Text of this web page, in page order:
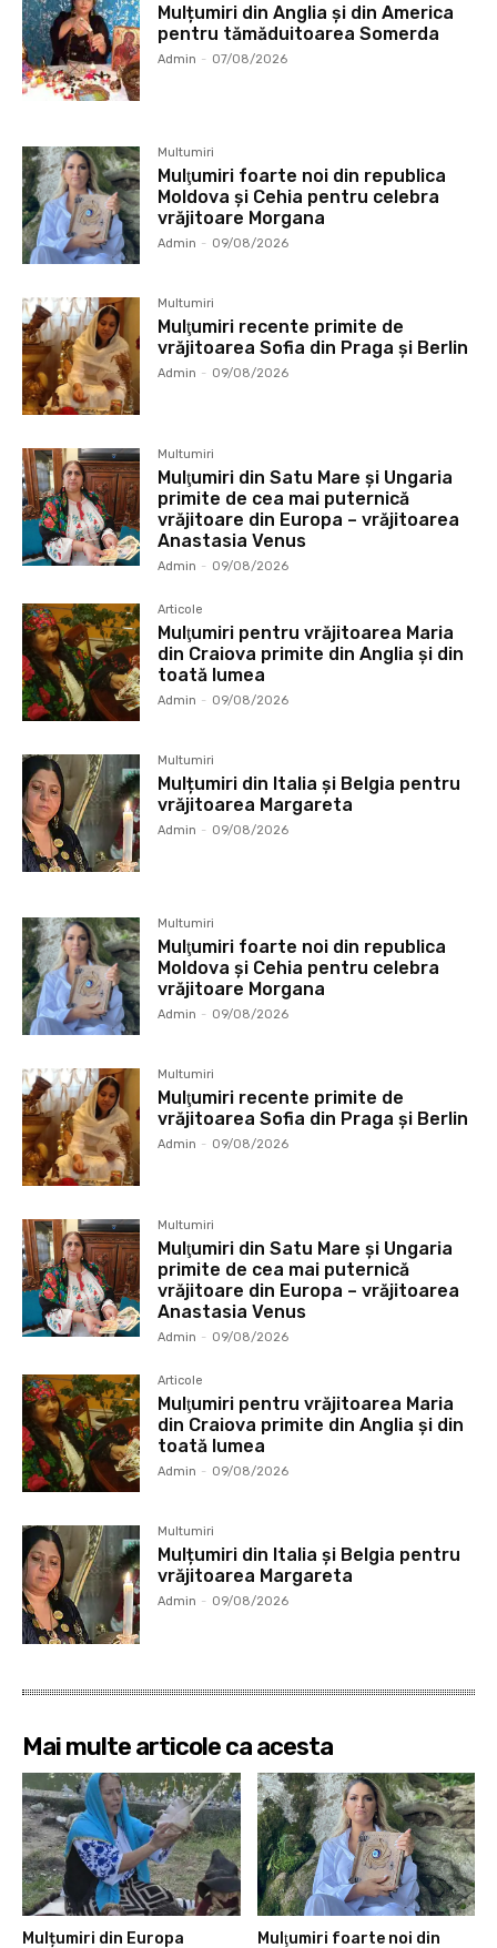
Mulțumiri din Anglia și din America
pentru tămăduitoarea Somerda
Admin - 07/08/2026
Multumiri
Mulţumiri foarte noi din republica
Moldova și Cehia pentru celebra
vrăjitoare Morgana
Admin - 09/08/2026
Multumiri
Mulţumiri recente primite de
vrăjitoarea Sofia din Praga și Berlin
Admin - 09/08/2026
Multumiri
Mulţumiri din Satu Mare și Ungaria
primite de cea mai puternică
vrăjitoare din Europa – vrăjitoarea
Anastasia Venus
Admin - 09/08/2026
Articole
Mulţumiri pentru vrăjitoarea Maria
din Craiova primite din Anglia și din
toată lumea
Admin - 09/08/2026
Multumiri
Mulțumiri din Italia și Belgia pentru
vrăjitoarea Margareta
Admin - 09/08/2026
Multumiri
Mulţumiri foarte noi din republica
Moldova și Cehia pentru celebra
vrăjitoare Morgana
Admin - 09/08/2026
Multumiri
Mulţumiri recente primite de
vrăjitoarea Sofia din Praga și Berlin
Admin - 09/08/2026
Multumiri
Mulţumiri din Satu Mare și Ungaria
primite de cea mai puternică
vrăjitoare din Europa – vrăjitoarea
Anastasia Venus
Admin - 09/08/2026
Articole
Mulţumiri pentru vrăjitoarea Maria
din Craiova primite din Anglia și din
toată lumea
Admin - 09/08/2026
Multumiri
Mulțumiri din Italia și Belgia pentru
vrăjitoarea Margareta
Admin - 09/08/2026
Mai multe articole ca acesta
Mulțumiri din Europa
Mulţumiri foarte noi din